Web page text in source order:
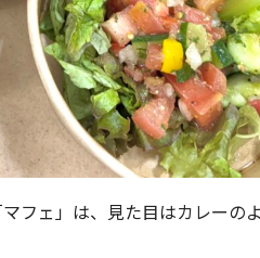
フェ」は、見た目はカレーの